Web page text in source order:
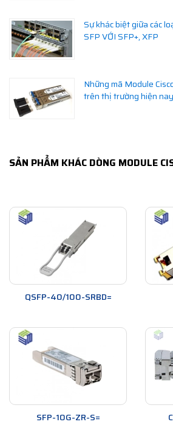
Sự khác biệt giữa các
SFP VỚI SFP+, XFP
Những mã Module
trên thị trường hiện nay
SẢN PHẨM KHÁC DÒNG MODULE
QSFP-40/100-SRBD=
SFP-10G-ZR-S=